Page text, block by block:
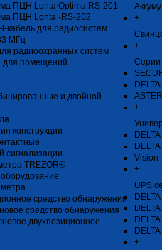
ПЦН Lonta Optima RS-201
ПЦН Lonta -RS-202
для радиосистем
МГц
радиоохранных систем
для помещений
и двойной
конструкции
сигнализации
TREZOR®
средство обнаружения
средство обнаружения
двухпозиционное
+
+
Серии
+
Vision
+
UPS
+